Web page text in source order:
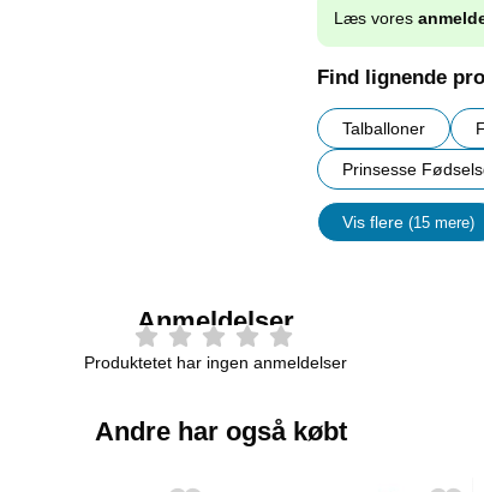
Læs vores
Find lignende
Talballoner
Prinsesse
Vis flere (15 mere)
Anmeldelser
Produktetet har ingen anmeldelser
Andre har også købt